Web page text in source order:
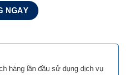
NGAY
hàng lần đầu sử dụng dịch vụ